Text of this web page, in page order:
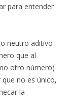
para entender
neutro aditivo
que al
otro número)
no es único,
la